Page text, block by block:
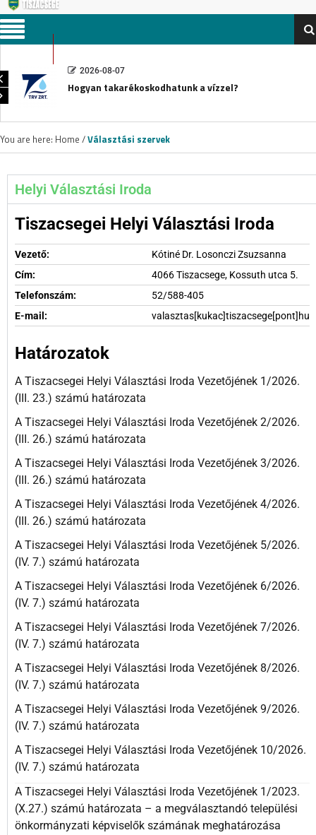
Menu
2026-08-07
Hogyan takarékoskodhatunk a vízzel?
You are here: Home /Választási szervek
Helyi Választási Iroda
Tiszacsegei Helyi Választási Iroda
Vezető:
Kótiné Dr. Losonczi Zsuzsanna
Cím:
4066 Tiszacsege, Kossuth utca 5.
Telefonszám:
52/588-405
E-mail:
valasztas[kukac]tiszacsege[pont]hu
Határozatok
A Tiszacsegei Helyi Választási Iroda Vezetőjének 1/2026.
(III. 23.) számú határozata
A Tiszacsegei Helyi Választási Iroda Vezetőjének 2/2026.
(III. 26.) számú határozata
A Tiszacsegei Helyi Választási Iroda Vezetőjének 3/2026.
(III. 26.) számú határozata
A Tiszacsegei Helyi Választási Iroda Vezetőjének 4/2026.
(III. 26.) számú határozata
A Tiszacsegei Helyi Választási Iroda Vezetőjének 5/2026.
(IV. 7.) számú határozata
A Tiszacsegei Helyi Választási Iroda Vezetőjének 6/2026.
(IV. 7.) számú határozata
A Tiszacsegei Helyi Választási Iroda Vezetőjének 7/2026.
(IV. 7.) számú határozata
A Tiszacsegei Helyi Választási Iroda Vezetőjének 8/2026.
(IV. 7.) számú határozata
A Tiszacsegei Helyi Választási Iroda Vezetőjének 9/2026.
(IV. 7.) számú határozata
A Tiszacsegei Helyi Választási Iroda Vezetőjének 10/2026.
(IV. 7.) számú határozata
A Tiszacsegei Helyi Választási Iroda Vezetőjének 1/2023.
(X.27.) számú határozata – a megválasztandó települési
önkormányzati képviselők számának meghatározása